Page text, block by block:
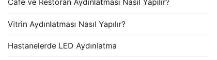
Cafe ve Restoran Aydınlatması Nasıl Yapılır?
Vitrin Aydınlatması Nasıl Yapılır?
Hastanelerde LED Aydınlatma